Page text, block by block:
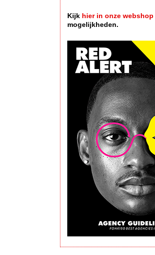
Kijk hier in onze webshop
mogelijkheden.